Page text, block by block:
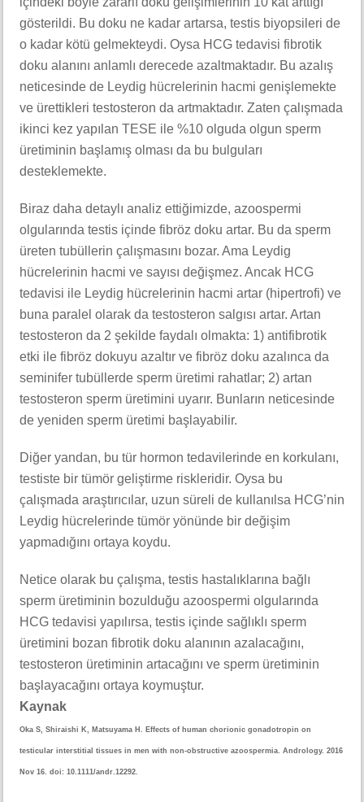
gösterildi. Bu doku ne kadar artarsa, testis biyopsileri de
o kadar kötü gelmekteydi. Oysa HCG tedavisi fibrotik
doku alanını anlamlı derecede azaltmaktadır. Bu azalış
neticesinde de Leydig hücrelerinin hacmi genişlemekte
ve ürettikleri testosteron da artmaktadır. Zaten çalışmada
ikinci kez yapılan TESE ile %10 olguda olgun sperm
üretiminin başlamış olması da bu bulguları
desteklemekte.
Biraz daha detaylı analiz ettiğimizde, azoospermi
olgularında testis içinde fibröz doku artar. Bu da sperm
üreten tubüllerin çalışmasını bozar. Ama Leydig
hücrelerinin hacmi ve sayısı değişmez. Ancak HCG
tedavisi ile Leydig hücrelerinin hacmi artar (hipertrofi) ve
buna paralel olarak da testosteron salgısı artar. Artan
testosteron da 2 şekilde faydalı olmakta: 1) antifibrotik
etki ile fibröz dokuyu azaltır ve fibröz doku azalınca da
seminifer tubüllerde sperm üretimi rahatlar; 2) artan
testosteron sperm üretimini uyarır. Bunların neticesinde
de yeniden sperm üretimi başlayabilir.
Diğer yandan, bu tür hormon tedavilerinde en korkulanı,
testiste bir tümör geliştirme riskleridir. Oysa bu
çalışmada araştırıcılar, uzun süreli de kullanılsa HCG’nin
Leydig hücrelerinde tümör yönünde bir değişim
yapmadığını ortaya koydu.
Netice olarak bu çalışma, testis hastalıklarına bağlı
sperm üretiminin bozulduğu azoospermi olgularında
HCG tedavisi yapılırsa, testis içinde sağlıklı sperm
üretimini bozan fibrotik doku alanının azalacağını,
testosteron üretiminin artacağını ve sperm üretiminin
başlayacağını ortaya koymuştur.
Kaynak
Oka S, Shiraishi K, Matsuyama H. Effects of human chorionic gonadotropin on
testicular interstitial tissues in men with non-obstructive azoospermia. Andrology. 2016
Nov 16. doi: 10.1111/andr.12292.